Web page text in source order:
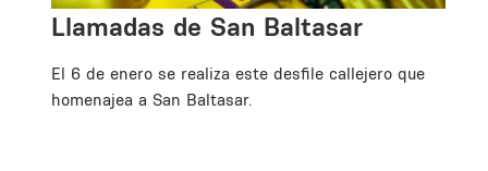
Llamadas de San Baltasar
El 6 de enero se realiza este desfile callejero que
homenajea a San Baltasar.